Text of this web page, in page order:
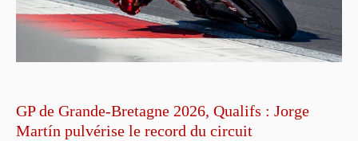
GP de Grande-Bretagne 2026, Qualifs : Jorge
Martín pulvérise le record du circuit